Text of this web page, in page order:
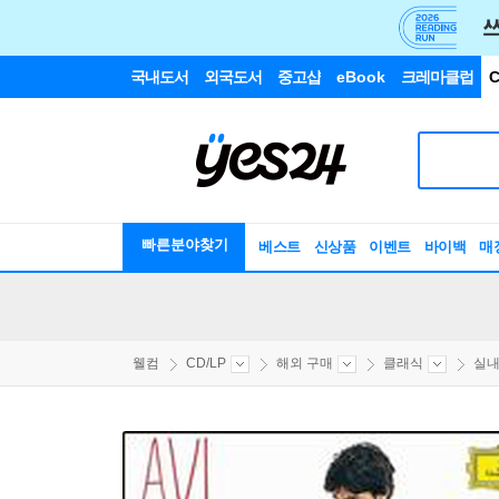
국내도서 외국도서 중고샵 eBook 크레마클럽
빠른분야찾기 베스트 신상품 이벤트 바이백 매
웰컴 CD/LP 해외 구매 클래식 실